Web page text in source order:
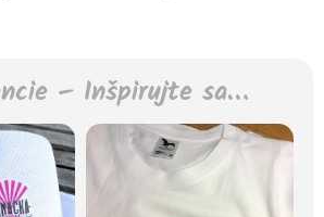
– Inšpirujte sa…